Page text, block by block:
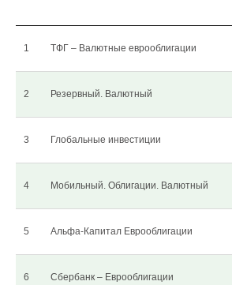
1 ТФГ – Валютные еврооблигации
2 Резервный. Валютный
3 Глобальные инвестиции
4 Мобильный. Облигации. Валютный
5 Альфа-Капитал Еврооблигации
6 Сбербанк – Еврооблигации